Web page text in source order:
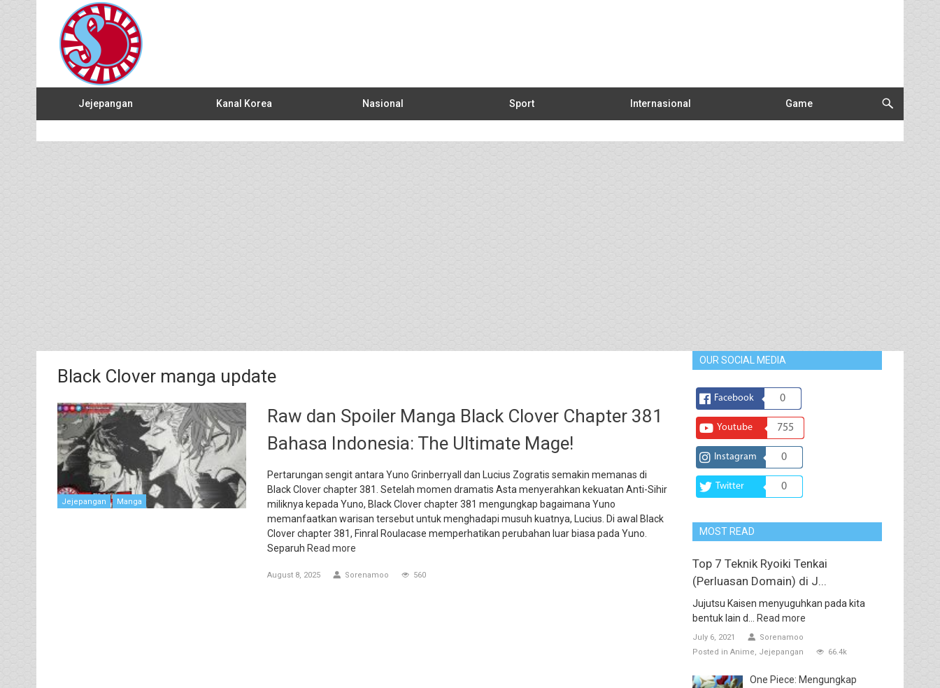
Jejepangan Kanal Korea Nasional Sport Internasional Game
Black Clover manga update
Jejepangan Manga
Raw dan Spoiler Manga Black Clover Chapter 381
Bahasa Indonesia: The Ultimate Mage!
Pertarungan sengit antara Yuno Grinberryall dan Lucius Zogratis semakin memanas di
Black Clover chapter 381. Setelah momen dramatis Asta menyerahkan kekuatan Anti-Sihir
miliknya kepada Yuno, Black Clover chapter 381 mengungkap bagaimana Yuno
memanfaatkan warisan tersebut untuk menghadapi musuh kuatnya, Lucius. Di awal Black
Clover chapter 381, Finral Roulacase memperhatikan perubahan luar biasa pada Yuno.
Separuh Read more
August 8, 2025 Sorenamoo 560
OUR SOCIAL MEDIA
Facebook 0
Youtube 755
Instagram 0
Twitter 0
MOST READ
Top 7 Teknik Ryoiki Tenkai
(Perluasan Domain) di J...
Jujutsu Kaisen menyuguhkan pada kita
bentuk lain d...
Read more
July 6, 2021
Sorenamoo
Posted in Anime Jejepangan 66.4k
One Piece: Mengungkap